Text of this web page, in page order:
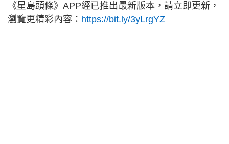
《星島頭條》APP經已推出最新版本，請立即更新，
瀏覽更精彩內容： https://bit.ly/3yLrgYZ